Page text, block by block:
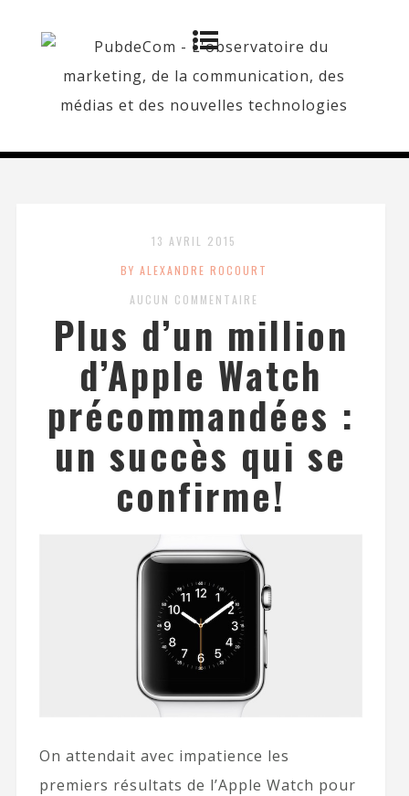
13 AVRIL 2015
BY ALEXANDRE ROCOURT
AUCUN COMMENTAIRE
Plus d’un million
d’Apple Watch
précommandées :
un succès qui se
confirme!
On attendait avec impatience les
premiers résultats de l’Apple Watch pour